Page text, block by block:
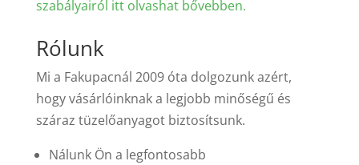
szabályairól itt olvashat bővebben.
Rólunk
Mi a Fakupacnál 2009 óta dolgozunk azért,
hogy vásárlóinknak a legjobb minőségű és
száraz tüzelőanyagot biztosítsunk.
Nálunk Ön a legfontosabb